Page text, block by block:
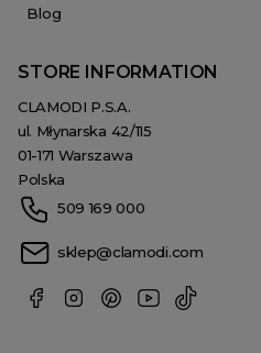
Blog
STORE INFORMATION
CLAMODI P.S.A.
ul. Młynarska 42/115
01-171 Warszawa
Polska
509 169 000
sklep@clamodi.com